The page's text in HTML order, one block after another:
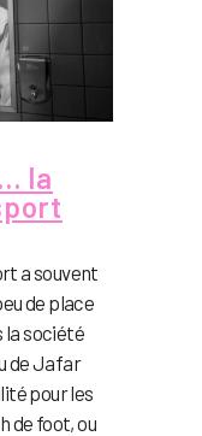
la
a souvent
de place
la société
de Jafar
pour les
de foot, ou